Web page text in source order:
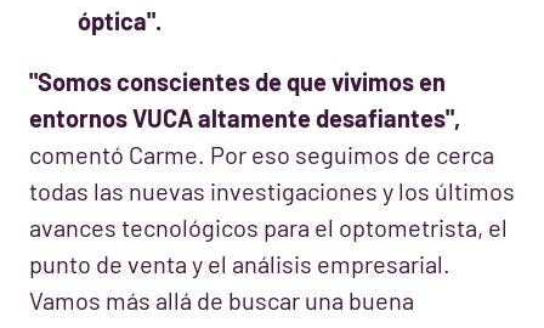
óptica".
"Somos conscientes de que vivimos en
entornos VUCA altamente desafiantes",
comentó Carme. Por eso seguimos de cerca
todas las nuevas investigaciones y los últimos
avances tecnológicos para el optometrista, el
punto de venta y el análisis empresarial.
Vamos más allá de buscar una buena